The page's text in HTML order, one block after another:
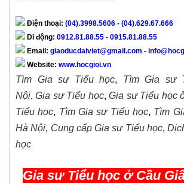
Điện thoại: (04).3998.5606 - (04).629.67.666
Di động: 0912.81.88.55 - 0915.81.88.55
Email: giaoducdaiviet@gmail.com -
Website: www.hocgioi.vn
Tìm Gia sư Tiểu học, Tìm Gia sư
Nội,Gia sư Tiểu học,Gia sư Tiểu học
Tiểu học, Tìm Gia sư Tiểu học, Tìm
Hà Nội, Cung cấp Gia sư Tiểu học,
học
Gia sư Tiểu học ở Cầu